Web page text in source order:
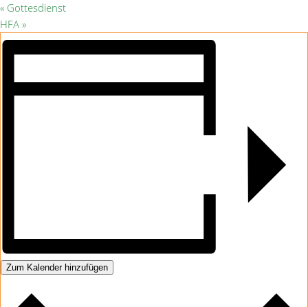
« Gottesdienst
HFA »
Zum Kalender hinzufügen